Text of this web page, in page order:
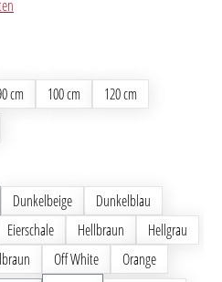
cm 100 cm
120 cm
Option ist zurzeit nicht verfügbar.)
Dunkelbeige
Dunkelblau
Eierschale Hellbraun
Hellgrau
Off White
Orange